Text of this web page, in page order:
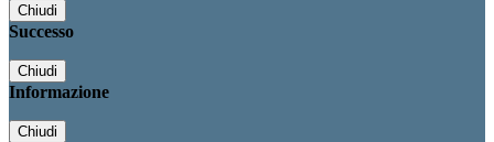
Chiudi
Successo
Chiudi
Informazione
Chiudi